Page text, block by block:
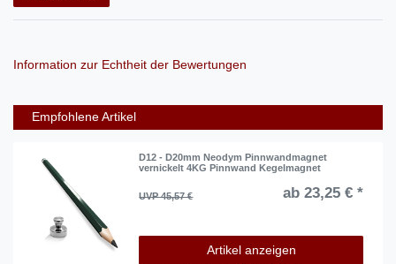
Information zur Echtheit der Bewertungen
Empfohlene Artikel
D12 - D20mm Neodym Pinnwandmagnet
vernickelt 4KG Pinnwand Kegelmagnet
UVP 45,57 € ab 23,25 € *
Artikel anzeigen